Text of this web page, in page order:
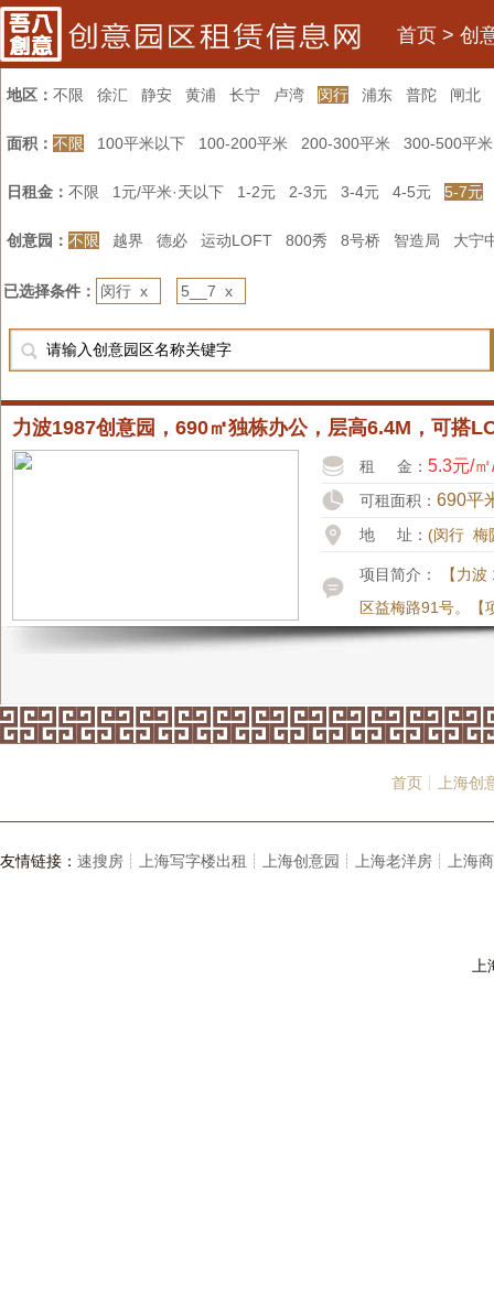
首页 > 创
地区： 不限 徐汇 静安 黄浦 长宁 卢湾 闵行 浦东 普陀 闸北
面积： 不限 100平米以下 100-200平米 200-300平米 300-500平米
日租金： 不限 1元/平米·天以下 1-2元 2-3元 3-4元 4-5元 5-7元
创意园： 不限 越界 德必 运动LOFT 800秀 8号桥 智造局 大宁
已选择条件： 闵行 x 5__7 x
力波1987创意园，690㎡独栋办公，层高6.4M，可搭
租 金： 5.3元/
可租面积： 690平
地 址： (闵行 梅
项目简介：
【力
区益梅路91号。【
首页┊ 上海
友情链接： 速搜房┊ 上海写字楼出租┊ 上海创意园┊ 上海老洋房┊ 上海